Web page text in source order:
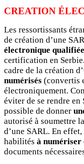
CREATION
Les ressortissants
de création d’une
électronique qualifiée
certification en
cadre de la création
numérisés (convertis
électroniquement.
éviter de se rendre
possible de donner
autorisé à soumettre
d’une SARL. En
habilités à numériser
documents